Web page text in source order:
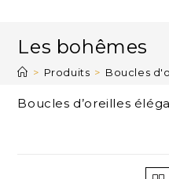
Les bohêmes
> Produits > Boucles
Boucles d’oreilles